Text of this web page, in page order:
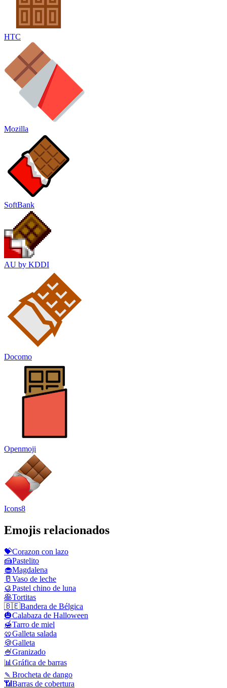
HTC
Mozilla
SoftBank
AU by KDDI
Docomo
Openmoji
Icons8
Emojis relacionados
💝Corazon con lazo
🍰Pastelito
🧁Magdalena
🥛 Vaso de leche
🥮Pastel chino de luna
🥞Tortitas
🇧🇪Bandera de Bélgica
🎃Calabaza de Halloween
🍯Tarro de miel
🥨Galleta salada
🍪Galleta
🍧Granizado
📊 Gráfica de barras
🍡 Brocheta de dango
📶 Barras de cobertura